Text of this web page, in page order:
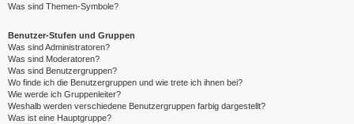
Was sind Themen-Symbole?
Benutzer-Stufen und Gruppen
Was sind Administratoren?
Was sind Moderatoren?
Was sind Benutzergruppen?
Wo finde ich die Benutzergruppen und wie trete ich ihnen bei?
Wie werde ich Gruppenleiter?
Weshalb werden verschiedene Benutzergruppen farbig dargestellt?
Was ist eine Hauptgruppe?